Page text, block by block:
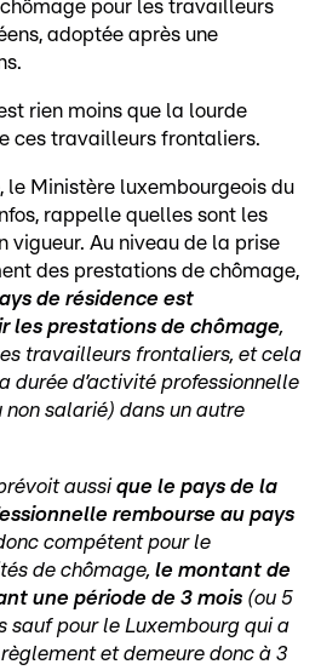
pour les travailleurs
adoptée après une
rien moins que la lourde
ces travailleurs frontaliers.
le Ministère luxembourgeois du
rappelle quelles sont les
vigueur. Au niveau de la prise
des prestations de chômage,
de résidence est
les prestations de chômage,
travailleurs frontaliers, et cela
durée d’activité professionnelle
salarié) dans un autre
aussi que le pays de la
rembourse au pays
compétent pour le
de chômage, le montant de
une période de 3 mois (ou 5
sauf pour le Luxembourg qui a
et demeure donc à 3